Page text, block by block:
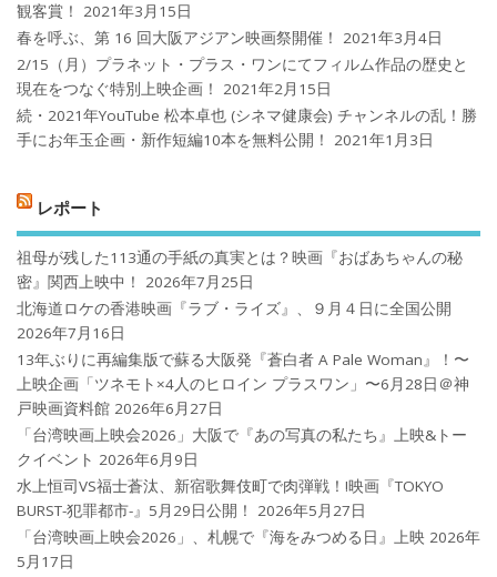
観客賞！
2021年3月15日
春を呼ぶ、第 16 回大阪アジアン映画祭開催！
2021年3月4日
2/15（月）プラネット・プラス・ワンにてフィルム作品の歴史と
現在をつなぐ特別上映企画！
2021年2月15日
続・2021年YouTube 松本卓也 (シネマ健康会) チャンネルの乱！勝
手にお年玉企画・新作短編10本を無料公開！
2021年1月3日
レポート
祖母が残した113通の手紙の真実とは？映画『おばあちゃんの秘
密』関西上映中！
2026年7月25日
北海道ロケの香港映画『ラブ・ライズ』、９月４日に全国公開
2026年7月16日
13年ぶりに再編集版で蘇る大阪発『蒼白者 A Pale Woman』！〜
上映企画「ツネモト×4人のヒロイン プラスワン」〜6月28日＠神
戸映画資料館 2026年6月27日
「台湾映画上映会2026」大阪で『あの写真の私たち』上映&トー
クイベント 2026年6月9日
水上恒司VS福士蒼汰、新宿歌舞伎町で肉弾戦！!映画『TOKYO
BURST-犯罪都市-』5月29日公開！
2026年5月27日
「台湾映画上映会2026」、札幌で『海をみつめる日』上映 2026年
5月17日